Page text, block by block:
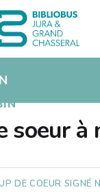
soeur à
DE COEUR SIGNÉ